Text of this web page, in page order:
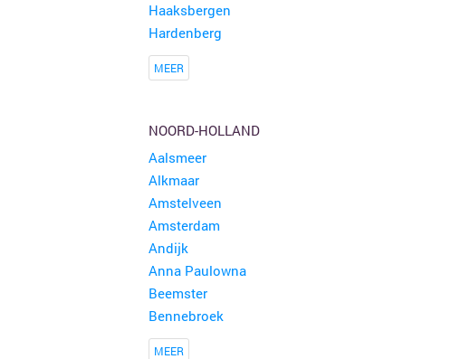
Haaksbergen
Hardenberg
MEER
NOORD-HOLLAND
Aalsmeer
Alkmaar
Amstelveen
Amsterdam
Andijk
Anna Paulowna
Beemster
Bennebroek
MEER